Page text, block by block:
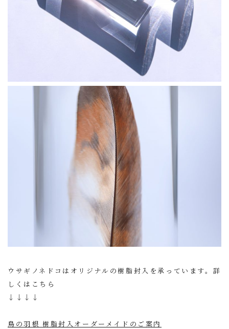
ウサギノネドコはオリジナルの樹脂封入を承っています。詳
しくはこちら
↓↓↓↓
鳥の羽根 樹脂封入オーダーメイドのご案内